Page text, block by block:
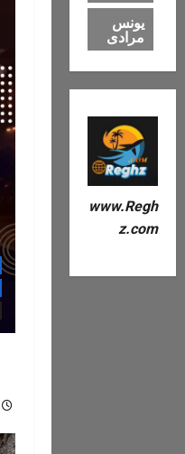
یونس
مرادی
www.Regh
z.com